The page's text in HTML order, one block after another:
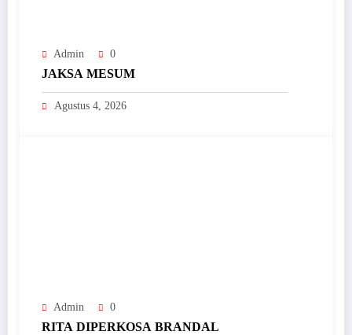
Admin 0
JAKSA MESUM
Agustus 4, 2026
Admin 0
RITA DIPERKOSA BRANDAL